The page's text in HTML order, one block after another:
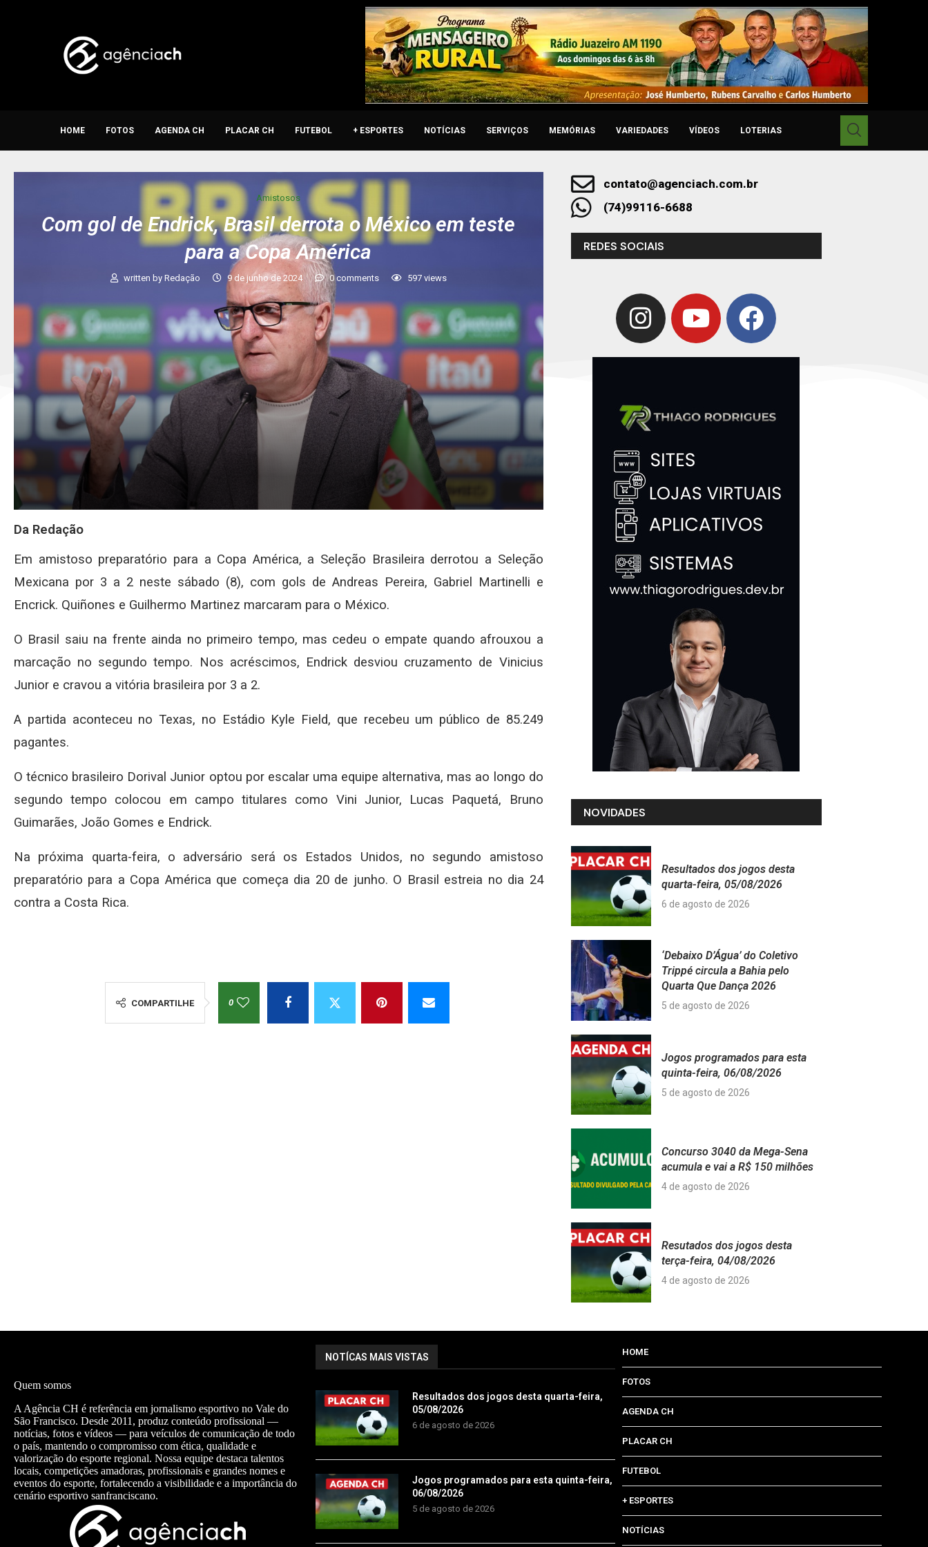
HOME FOTOS AGENDA CH PLACAR CH FUTEBOL + ESPORTES NOTÍCIAS SERVIÇOS MEMÓRIAS VARIEDADES VÍDEOS LOTERIAS
Amistosos
Com gol de Endrick, Brasil derrota o México em teste
para a Copa América
written by Redação 9 de junho de 2024 0 comments 597views
Da Redação
Em amistoso preparatório para a Copa América, a Seleção Brasileira derrotou a Seleção
Mexicana por 3 a 2 neste sábado (8), com gols de Andreas Pereira, Gabriel Martinelli e
Encrick. Quiñones e Guilhermo Martinez marcaram para o México.
O Brasil saiu na frente ainda no primeiro tempo, mas cedeu o empate quando afrouxou a
marcação no segundo tempo. Nos acréscimos, Endrick desviou cruzamento de Vinicius
Junior e cravou a vitória brasileira por 3 a 2.
A partida aconteceu no Texas, no Estádio Kyle Field, que recebeu um público de 85.249
pagantes.
O técnico brasileiro Dorival Junior optou por escalar uma equipe alternativa, mas ao longo do
segundo tempo colocou em campo titulares como Vini Junior, Lucas Paquetá, Bruno
Guimarães, João Gomes e Endrick.
Na próxima quarta-feira, o adversário será os Estados Unidos, no segundo amistoso
preparatório para a Copa América que começa dia 20 de junho. O Brasil estreia no dia 24
contra a Costa Rica.
COMPARTILHE 0
contato@agenciach.com.br
(74)99116-6688
REDES SOCIAIS
NOVIDADES
Resultados dos jogos desta
quarta-feira, 05/08/2026
6 de agosto de 2026
‘Debaixo D’Água’ do Coletivo
Trippé circula a Bahia pelo
Quarta Que Dança 2026
5 de agosto de 2026
Jogos programados para esta
quinta-feira, 06/08/2026
5 de agosto de 2026
Concurso 3040 da Mega-Sena
acumula e vai a R$ 150 milhões
4 de agosto de 2026
Resutados dos jogos desta
terça-feira, 04/08/2026
4 de agosto de 2026
Quem somos
A Agência CH é referência em jornalismo esportivo no Vale do
São Francisco. Desde 2011, produz conteúdo profissional —
notícias, fotos e vídeos — para veículos de comunicação de todo
o país, mantendo o compromisso com ética, qualidade e
valorização do esporte regional. Nossa equipe destaca talentos
locais, competições amadoras, profissionais e grandes nomes e
eventos do esporte, fortalecendo a visibilidade e a importância do
cenário esportivo sanfranciscano.
NOTÍCAS MAIS VISTAS
Resultados dos jogos desta quarta-feira,
05/08/2026
6 de agosto de 2026
Jogos programados para esta quinta-feira,
06/08/2026
5 de agosto de 2026
HOME
FOTOS
AGENDA CH
PLACAR CH
FUTEBOL
+ ESPORTES
NOTÍCIAS